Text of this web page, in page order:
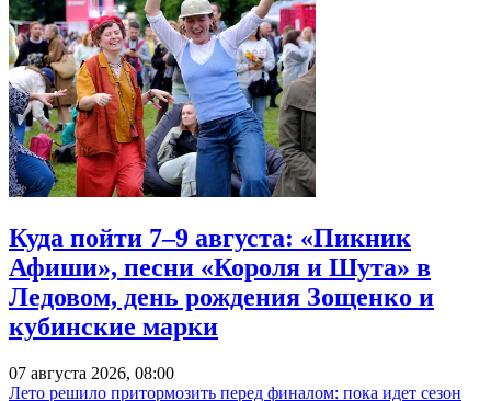
Куда пойти 7–9 августа: «Пикник
Афиши», песни «Короля и Шута» в
Ледовом, день рождения Зощенко и
кубинские марки
07 августа 2026, 08:00
Лето решило притормозить перед финалом: пока идет сезон